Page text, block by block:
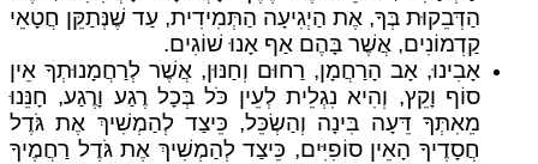
הַדְּבֵקוּת בְּךָ, אֶת הַיְגִיעָה הַתְּמִידִית, עַד שֶׁנְּתַקֵּן חֲטָאֵי
קַדְמוֹנִים, אֲשֶׁר בָּהֶם אַף אָנוּ שׁוֹגִים.
אָבִינוּ, אָב הָרַחֲמָן, רַחוּם וְחַנּוּן, אֲשֶׁר לְרַחֲמָנוּתְךָ אֵין
סוֹף וָקֵץ, וְהִיא נִגְלֵית לְעֵין כֹּל בְּכָל רֶגַע וָרֶגַע, חָנֵּנוּ
מֵאִתְּךָ דֵּעָה בִּינָה וְהַשְׂכֵּל, כֵּיצַד לְהַמְשִׁיךְ אֶת גֹּדֶל
חֲסָדֶיךָ הָאֵין סוֹפִיִּים, כֵּיצַד לְהַמְשִׁיךְ אֶת גֹּדֶל רַחֲמֶיךָ